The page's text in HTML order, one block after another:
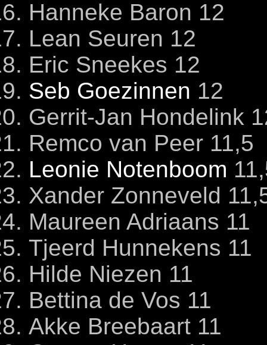
Hanneke Baron 12
Lean Seuren 12
Eric Sneekes 12
Seb Goezinnen 12
Gerrit-Jan Hondelink
Remco van Peer 11,5
Leonie Notenboom
Xander Zonneveld
Maureen Adriaans 11
Tjeerd Hunnekens 11
Hilde Niezen 11
Bettina de Vos 11
Akke Breebaart 11